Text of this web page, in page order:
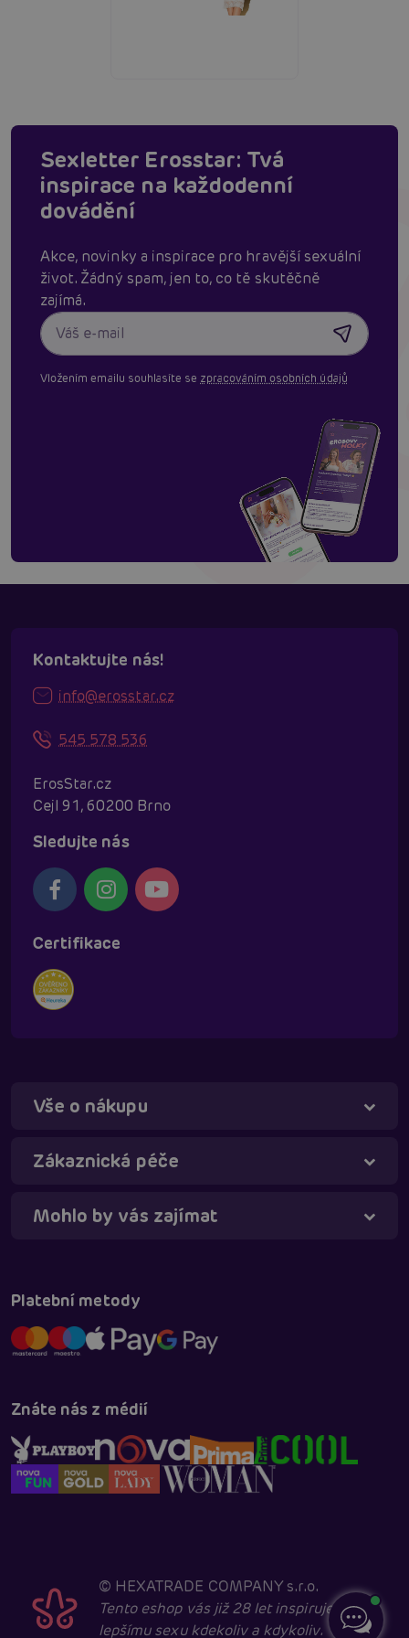
Sexletter Erosstar: Tvá
inspirace na každodenní
dovádění
Akce, novinky a inspirace pro hravější sexuální
život. Žádný spam, jen to, co tě skutěčně
zajímá.
Vložením emailu souhlasíte se zpracováním osobních údajů
Kontaktujte nás!
info@erosstar.cz
545 578 536
ErosStar.cz
Cejl 91, 60200 Brno
Sledujte nás
Certifikace
Vše o nákupu
Zákaznická péče
Mohlo by vás zajímat
Platební metody
Znáte nás z médií
© HEXATRADE COMPANY s.r.o.
Tento eshop vás již 28 let inspiruje k
lepšímu sexu kdekoliv a kdykoliv.